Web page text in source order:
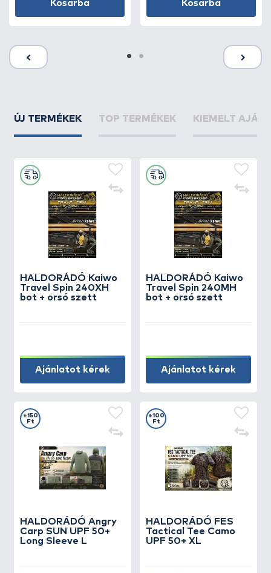
Kosárba Kosárba
ÚJ TERMÉKEK TOP TERMÉKEK KIEMELT
HALDORÁDÓ Kaiwo
Travel Spin 240XH
bot + orsó szett
Ajánlatot kérek
HALDORÁDÓ Kaiwo
Travel Spin 240MH
bot + orsó szett
Ajánlatot kérek
HALDORÁDÓ Angry
Carp SUN UPF 50+
Long Sleeve L
+150
Ft
HALDORÁDÓ FES
Tactical Tee Camo
UPF 50+ XL
+100
Ft